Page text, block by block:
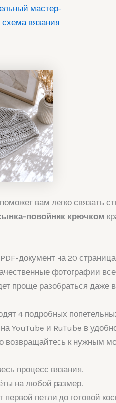
мастер-
схема вязания
вам легко связать
повойник крючком
документ на 20
фотографии
проще разобраться даже
4 подробных
YouTube и RuTube в
возвращайтесь к нужным
процесс вязания.
на любой размер.
петли до готовой